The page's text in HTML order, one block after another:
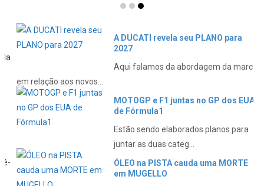
de Fórmula1
juntar as duas categ...
em MUGELLO
morte CONFIRA essa m...
TODAS AS NOTÍCIAS
MOTOGP SILVERSTONE – MARTIN P1